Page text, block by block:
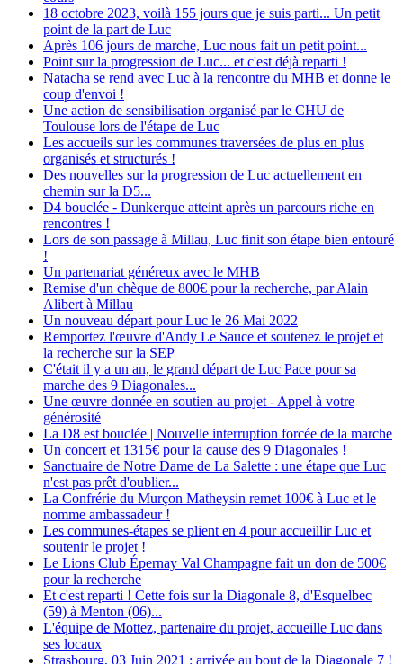
18 octobre 2023, voilà 155 jours que je suis parti... Un petit
point de la part de Luc
Après 106 jours de marche, Luc nous fait un petit point...
Point sur la progression de Luc... et c'est déjà reparti !
Natacha se rend avec Luc à la rencontre du MHB et donne le
coup d'envoi !
Une action de sensibilisation organisé par le CHU de
Toulouse lors de l'étape de Luc
Les accueils sur les communes traversées de plus en plus
organisés et structurés !
Des nouvelles sur la progression de Luc actuellement en
chemin sur la D5...
D4 bouclée - Dunkerque atteint après un parcours riche en
rencontres !
Lors de son passage à Millau, Luc finit son étape bien entouré
!
Un partenariat généreux avec le MHB
Remise d'un chèque de 800€ pour la recherche, par Alain
Alibert à Millau
Un nouveau départ pour Luc le 26 Mai 2022
Remportez l'œuvre d'Andy Le Sauce et soutenez le projet et
la recherche sur la SEP
C'était il y a un an, le grand départ de Luc Pace pour sa
marche des 9 Diagonales...
Une œuvre donnée en soutien au projet - Appel à votre
générosité
La D8 est bouclée | Nouvelle interruption forcée de la marche
Un concert et 1315€ pour la cause des 9 Diagonales !
Sanctuaire de Notre Dame de La Salette : une étape que Luc
n'est pas prêt d'oublier...
La Confrérie du Murçon Matheysin remet 100€ à Luc et le
nomme ambassadeur !
Les communes-étapes se plient en 4 pour accueillir Luc et
soutenir le projet !
Le Lions Club Épernay Val Champagne fait un don de 500€
pour la recherche
Et c'est reparti ! Cette fois sur la Diagonale 8, d'Esquelbec
(59) à Menton (06)...
L'équipe de Mottez, partenaire du projet, accueille Luc dans
ses locaux
Strasbourg, 03 Juin 2021 : arrivée au bout de la Diagonale 7 !